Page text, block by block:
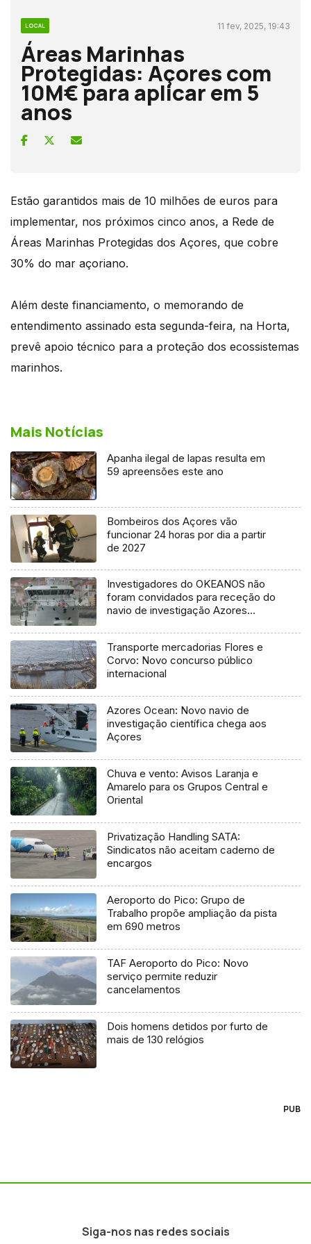
LOCAL 11 fev, 2025, 19:43
Áreas Marinhas
Protegidas: Açores com
10M€ para aplicar em 5
anos
Estão garantidos mais de 10 milhões de euros para
implementar, nos próximos cinco anos, a Rede de
Áreas Marinhas Protegidas dos Açores, que cobre
30% do mar açoriano.
Além deste financiamento, o memorando de
entendimento assinado esta segunda-feira, na Horta,
prevê apoio técnico para a proteção dos ecossistemas
marinhos.
Mais Notícias
Apanha ilegal de lapas resulta em
59 apreensões este ano
Bombeiros dos Açores vão
funcionar 24 horas por dia a partir
de 2027
Investigadores do OKEANOS não
foram convidados para receção do
navio de investigação Azores
Transporte mercadorias Flores e
Corvo: Novo concurso público
internacional
Azores Ocean: Novo navio de
investigação científica chega aos
Açores
Chuva e vento: Avisos Laranja e
Amarelo para os Grupos Central e
Oriental
Privatização Handling SATA:
Sindicatos não aceitam caderno de
encargos
Aeroporto do Pico: Grupo de
Trabalho propõe ampliação da pista
em 690 metros
TAF Aeroporto do Pico: Novo
serviço permite reduzir
cancelamentos
Dois homens detidos por furto de
mais de 130 relógios
PUB
Siga-nos nas redes sociais